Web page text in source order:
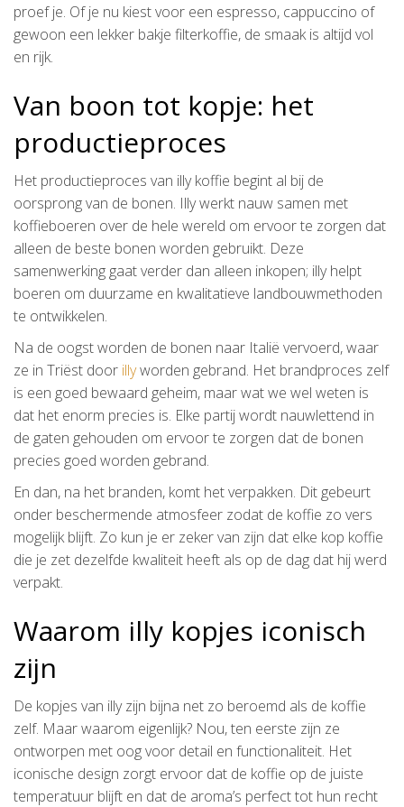
proef je. Of je nu kiest voor een espresso, cappuccino of
gewoon een lekker bakje filterkoffie, de smaak is altijd vol
en rijk.
Van boon tot kopje: het
productieproces
Het productieproces van illy koffie begint al bij de
oorsprong van de bonen. Illy werkt nauw samen met
koffieboeren over de hele wereld om ervoor te zorgen dat
alleen de beste bonen worden gebruikt. Deze
samenwerking gaat verder dan alleen inkopen; illy helpt
boeren om duurzame en kwalitatieve landbouwmethoden
te ontwikkelen.
Na de oogst worden de bonen naar Italië vervoerd, waar
ze in Triëst door illyworden gebrand. Het brandproces zelf
is een goed bewaard geheim, maar wat we wel weten is
dat het enorm precies is. Elke partij wordt nauwlettend in
de gaten gehouden om ervoor te zorgen dat de bonen
precies goed worden gebrand.
En dan, na het branden, komt het verpakken. Dit gebeurt
onder beschermende atmosfeer zodat de koffie zo vers
mogelijk blijft. Zo kun je er zeker van zijn dat elke kop koffie
die je zet dezelfde kwaliteit heeft als op de dag dat hij werd
verpakt.
Waarom illy kopjes iconisch
zijn
De kopjes van illy zijn bijna net zo beroemd als de koffie
zelf. Maar waarom eigenlijk? Nou, ten eerste zijn ze
ontworpen met oog voor detail en functionaliteit. Het
iconische design zorgt ervoor dat de koffie op de juiste
temperatuur blijft en dat de aroma’s perfect tot hun recht